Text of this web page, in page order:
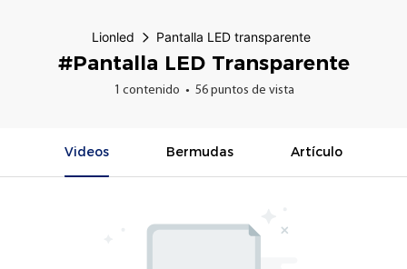
Lionled Pantalla LED transparente
#Pantalla LED Transparente
1 contenido 56 puntos de vista
Videos Bermudas Artículo